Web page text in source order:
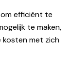
efficiënt te
te maken,
kosten met zich